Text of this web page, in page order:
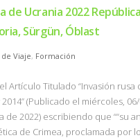
de Ucrania 2022
Sürgün, Óblast
Viaje, Formación
Artículo Titulado “Invasión
2014” (Publicado el miércoles,
de 2022) escribiendo que ““su
de Crimea, proclamada por